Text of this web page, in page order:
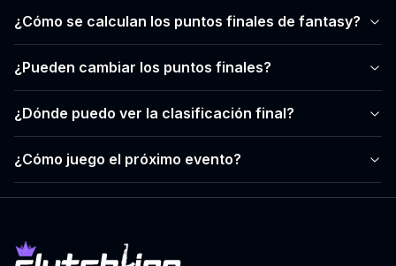
¿Cómo se calculan los puntos finales de fantasy?
¿Pueden cambiar los puntos finales?
¿Dónde puedo ver la clasificación final?
¿Cómo juego el próximo evento?